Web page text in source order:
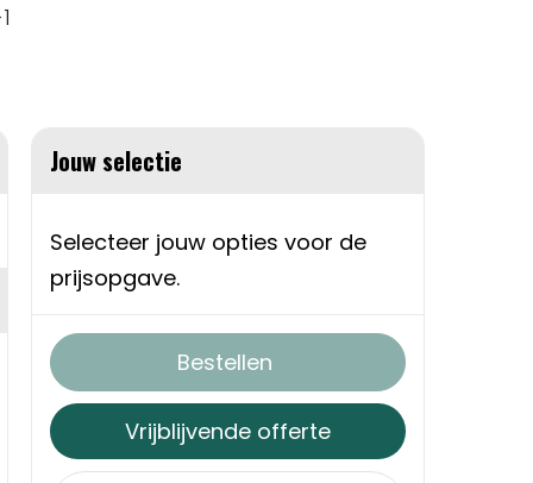
Jouw selectie
Selecteer jouw opties voor de
prijsopgave.
Bestellen
Vrijblijvende offerte